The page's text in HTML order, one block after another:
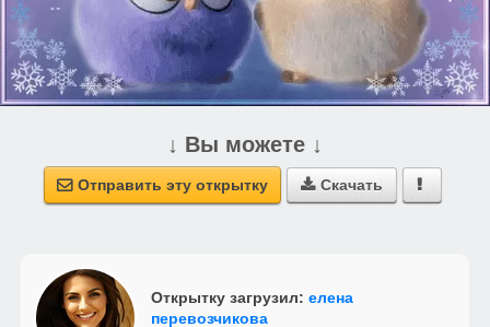
↓ Вы можете ↓
 Отправить эту открытку  Скачать 
Открытку загрузил: елена
перевозчикова